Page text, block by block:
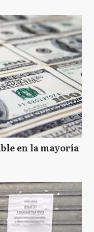
en la mayoría